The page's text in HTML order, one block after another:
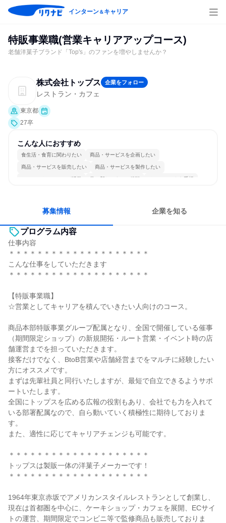
インターン＆キャリア
特販事業職(営業キャリアアップコース)
老舗洋菓子ブランド「Top's」のファンを増やしませんか？
株式会社トップス 企業をフォロー
レストラン・カフェ
東京都
27卒
こんな人におすすめ
食生活・食育に関わりたい 商品・サービスを企画したい
商品・サービスを販売したい 商品・サービスを製作したい
コミュニケーションが活発 常に新しいものに挑戦 チームワークを重視
募集情報 企業を知る
プログラム内容
仕事内容
＊＊＊＊＊＊＊＊＊＊＊＊＊＊＊＊＊＊＊＊
こんな仕事をしていただきます
＊＊＊＊＊＊＊＊＊＊＊＊＊＊＊＊＊＊＊＊
【特販事業職】
☆営業としてキャリアを積んでいきたい人向けのコース。
商品本部特販事業グループ配属となり、全国で開催している催事
（期間限定ショップ）の新規開拓・ルート営業・イベント時の店
舗運営までを担っていただきます。
接客だけでなく、BtoB営業や店舗経営までをマルチに経験したい
方にオススメです。
まずは先輩社員と同行いたしますが、最短で自立できるようサポ
ートいたします。
全国にトップスを広める広報の役割もあり、会社でも力を入れて
いる部署配属なので、自ら動いていく積極性に期待しておりま
す。
また、適性に応じてキャリアチェンジも可能です。
＊＊＊＊＊＊＊＊＊＊＊＊＊＊＊＊＊＊＊＊
トップスは製販一体の洋菓子メーカーです！
＊＊＊＊＊＊＊＊＊＊＊＊＊＊＊＊＊＊＊＊
1964年東京赤坂でアメリカンスタイルレストランとして創業し、
現在は首都圏を中心に、ケーキショップ・カフェを展開、ECサイ
トの運営、期間限定でコンビニ等で監修商品も販売しておりま